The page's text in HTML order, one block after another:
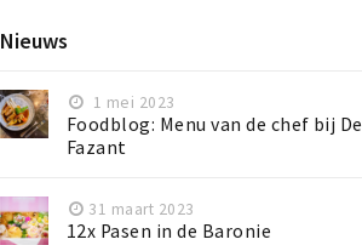
Nieuws
1 mei 2023
Foodblog: Menu van de chef bij De
Fazant
31 maart 2023
12x Pasen in de Baronie